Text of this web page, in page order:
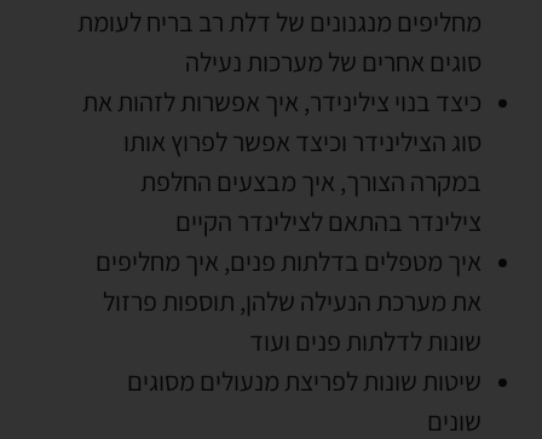
מחליפים מנגנונים של דלת רב בריח לעומת
סוגים אחרים של מערכות נעילה
כיצד בנוי צילינידר, איך אפשרות לזהות את
סוג הצילינידר וכיצד אפשר לפרוץ אותו
במקרה הצורך, איך מבצעים החלפת
צילינדר בהתאם לצילינדר הקיים
איך מטפלים בדלתות פנים, איך מחליפים
את מערכת הנעילה שלהן, תוספות פרזול
שונות לדלתות פנים ועוד
שיטות שונות לפריצת מנעולים מסוגים
שונים